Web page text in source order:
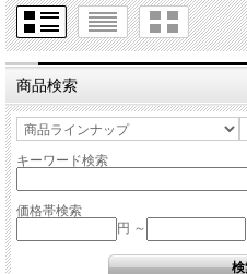
商品検索
キーワード検索
価格帯検索
円 ～